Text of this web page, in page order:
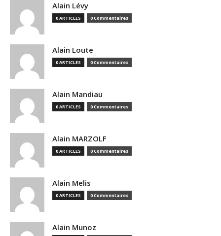
Alain Lévy
0 ARTICLES 0 Commentaires
Alain Loute
0 ARTICLES 0 Commentaires
Alain Mandiau
0 ARTICLES 0 Commentaires
Alain MARZOLF
0 ARTICLES 0 Commentaires
Alain Melis
0 ARTICLES 0 Commentaires
Alain Munoz